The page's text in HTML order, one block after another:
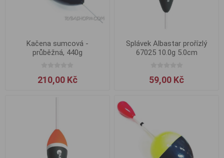
Kačena sumcová -
průběžná, 440g
210,00 Kč
Splávek Albastar prořízlý
67025 10.0g 5.0cm
59,00 Kč